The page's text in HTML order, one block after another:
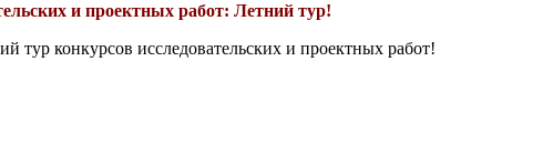
и проектных работ: Летний тур!
тур конкурсов исследовательских и проектных работ!